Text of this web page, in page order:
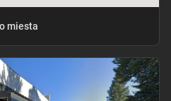
miesta